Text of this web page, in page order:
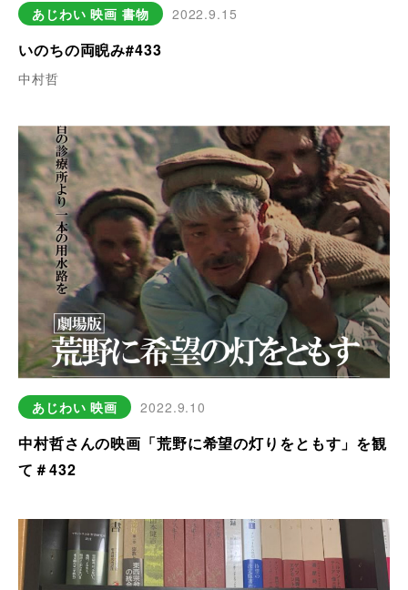
あじわい 映画 書物 2022.9.15
いのちの両睨み#433
中村哲
あじわい 映画 2022.9.10
中村哲さんの映画「荒野に希望の灯りをともす」を観
て＃432